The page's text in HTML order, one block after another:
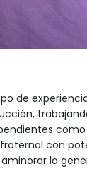
de
como
con
la